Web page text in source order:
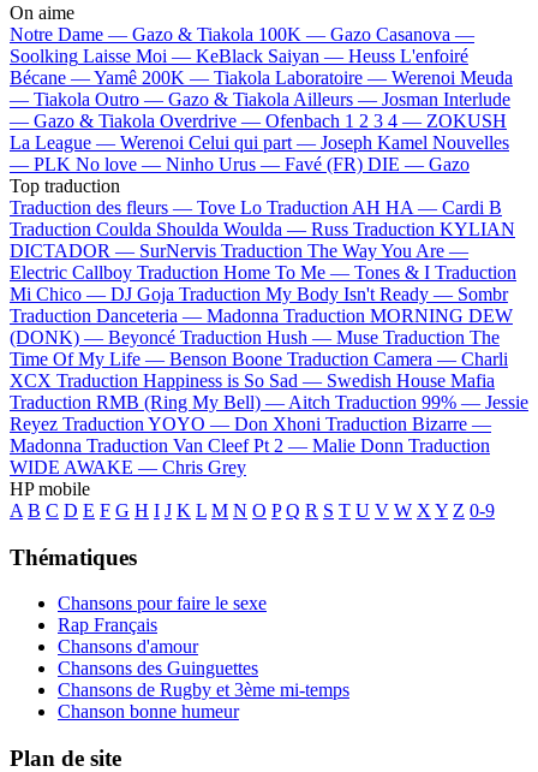
On aime
Notre Dame — Gazo & Tiakola 100K — Gazo Casanova —
Soolking Laisse Moi — KeBlack Saiyan — Heuss L'enfoiré
Bécane —Yamê 200K — Tiakola Laboratoire — Werenoi Meuda
— Tiakola Outro — Gazo & Tiakola Ailleurs — Josman Interlude
— Gazo & Tiakola Overdrive — Ofenbach 1 2 3 4 — ZOKUSH
La League — Werenoi Celui qui part — Joseph Kamel Nouvelles
— PLK No love — Ninho Urus — Favé (FR) DIE — Gazo
Top traduction
Traduction des fleurs — Tove Lo Traduction AH HA — Cardi B
Traduction Coulda Shoulda Woulda — Russ Traduction KYLIAN
DICTADOR — SurNervis Traduction The Way You Are —
Electric Callboy Traduction Home To Me — Tones & I Traduction
Mi Chico — DJ Goja Traduction My Body Isn't Ready — Sombr
Traduction Danceteria — Madonna Traduction MORNING DEW
(DONK) — Beyoncé Traduction Hush — Muse Traduction The
Time Of My Life — Benson Boone Traduction Camera — Charli
XCX Traduction Happiness is So Sad — Swedish House Mafia
Traduction RMB (Ring My Bell) — Aitch Traduction 99% — Jessie
Reyez Traduction YOYO — Don Xhoni Traduction Bizarre —
Madonna Traduction Van Cleef Pt 2 — Malie Donn Traduction
WIDE AWAKE — Chris Grey
HP mobile
A B C D E F G H I J K L M N O P Q R S T U V W X Y Z 0-9
Thématiques
Chansons pour faire le sexe
Rap Français
Chansons d'amour
Chansons des Guinguettes
Chansons de Rugby et 3ème mi-temps
Chanson bonne humeur
Plan de site